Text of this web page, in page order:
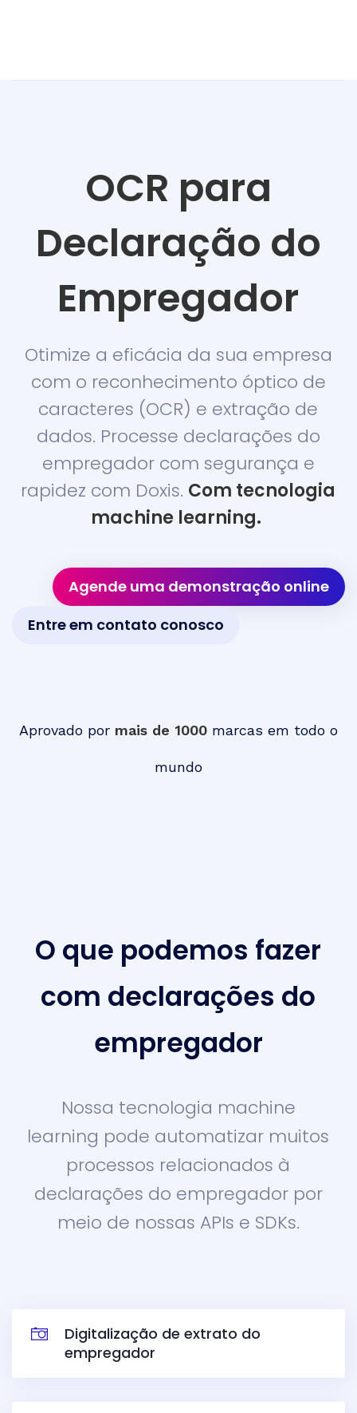
OCR para
Declaração do
Empregador
Otimize a eficácia da sua empresa
com o reconhecimento óptico de
caracteres (OCR) e extração de
dados. Processe declarações do
empregador com segurança e
rapidez com Doxis. Com tecnologia
machine learning.
Agende uma demonstração online
Entre em contato conosco
Aprovado por mais de 1000 marcas em todo o
mundo
O que podemos fazer
com declarações do
empregador
Nossa tecnologia machine
learning pode automatizar muitos
processos relacionados à
declarações do empregador por
meio de nossas APIs e SDKs.
Digitalização de extrato do
empregador